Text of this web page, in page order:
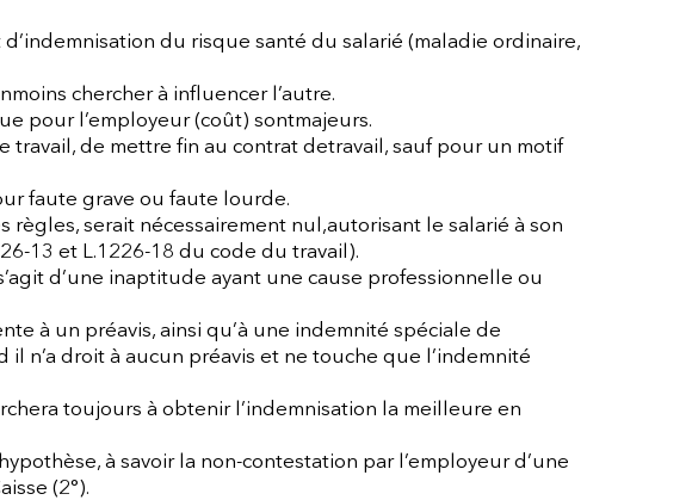
du risque santé du salarié (maladie ordinaire,
chercher à influencer l’autre.
pour l’employeur (coût) sontmajeurs.
travail, de mettre fin au contrat detravail, sauf pour un motif
faute grave ou faute lourde.
serait nécessairement nul,autorisant le salarié à son
13 et L.1226-18 du code du travail).
d’une inaptitude ayant une cause professionnelle ou
à un préavis, ainsi qu’à une indemnité spéciale de
n’a droit à aucun préavis et ne touche que l’indemnité
toujours à obtenir l’indemnisation la meilleure en
à savoir la non-contestation par l’employeur d’une
(2°).